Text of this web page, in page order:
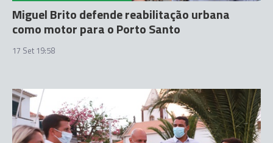
Miguel Brito defende reabilitação urbana
como motor para o Porto Santo
17 Set 19:58